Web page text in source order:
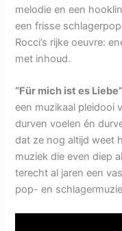
melodie en een
een frisse
Rocci’s rijke oeuvre:
met inhoud.
“Für mich ist es Liebe”
een muzikaal pleidooi
durven voelen én
dat ze nog altijd weet
muziek die even diep
terecht al jaren een
pop- en